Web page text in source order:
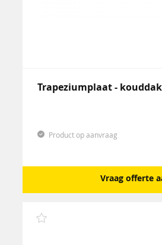
Trapeziumplaat - kouddak
Product op aanvraag
Vraag offerte